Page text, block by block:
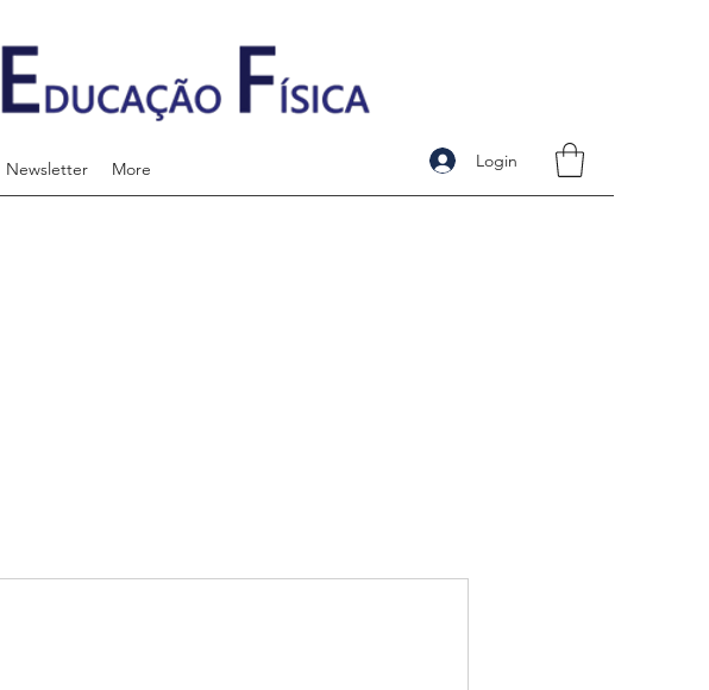
Newsletter More Login